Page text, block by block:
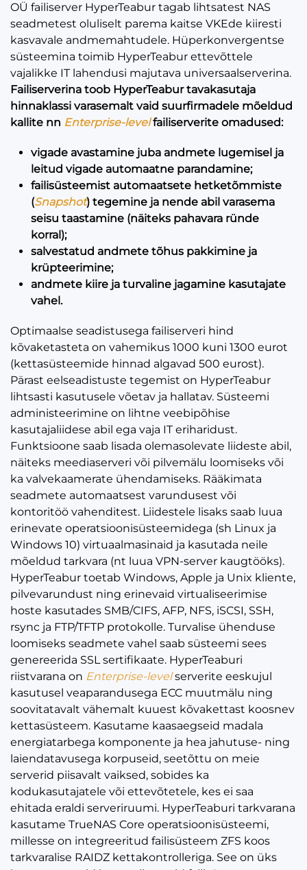
OÜ failiserver HyperTeabur tagab lihtsatest NAS
seadmetest oluliselt parema kaitse VKEde kiiresti
kasvavale andmemahtudele. Hüperkonvergentse
süsteemina toimib HyperTeabur ettevõttele
vajalikke IT lahendusi majutava universaalserverina.
Failiserverina toob HyperTeaburtavakasutaja
hinnaklassi varasemalt vaid suurfirmadele mõeldud
kallite nn Enterprise-levelfailiserverite omadused:
vigade avastamine juba andmete lugemisel ja
leitud vigade automaatne parandamine;
failisüsteemist automaatsete hetketõmmiste
(Snapshot) tegemine ja nende abil varasema
seisu taastamine (näiteks pahavara ründe
korral);
salvestatud andmete tõhus pakkimine ja
krüpteerimine;
andmete kiire ja turvaline jagamine kasutajate
vahel.
Optimaalse seadistusega failiserveri hind
kõvaketasteta on vahemikus 1000 kuni 1300 eurot
(kettasüsteemide hinnad algavad 500 eurost).
Pärast eelseadistuste tegemist on HyperTeabur
lihtsasti kasutusele võetav ja hallatav. Süsteemi
administeerimine on lihtne veebipõhise
kasutajaliidese abil ega vaja IT eriharidust.
Funktsioone saab lisada olemasolevate liideste abil,
näiteks meediaserveri või pilvemälu loomiseks või
ka valvekaamerate ühendamiseks. Rääkimata
seadmete automaatsest varundusest või
kontoritöö vahenditest. Liidestele lisaks saab luua
erinevate operatsioonisüsteemidega (sh Linux ja
Windows 10) virtuaalmasinaid ja kasutada neile
mõeldud tarkvara (nt luua VPN-server kaugtööks).
HyperTeabur toetab Windows, Apple ja Unix kliente,
pilvevarundust ning erinevaid virtualiseerimise
hoste kasutades SMB/CIFS, AFP, NFS, iSCSI, SSH,
rsync ja FTP/TFTP protokolle. Turvalise ühenduse
loomiseks seadmete vahel saab süsteemi sees
genereerida SSL sertifikaate. HyperTeaburi
riistvarana on Enterprise-levelserverite eeskujul
kasutusel veaparandusega ECC muutmälu ning
soovitatavalt vähemalt kuuest kõvakettast koosnev
kettasüsteem. Kasutame kaasaegseid madala
energiatarbega komponente ja hea jahutuse- ning
laiendatavusega korpuseid, seetõttu on meie
serverid piisavalt vaiksed, sobides ka
kodukasutajatele või ettevõtetele, kes ei saa
ehitada eraldi serveriruumi. HyperTeaburi tarkvarana
kasutame TrueNAS Core operatsioonisüsteemi,
millesse on integreeritud failisüsteem ZFS koos
tarkvaralise RAIDZ kettakontrolleriga. See on üks